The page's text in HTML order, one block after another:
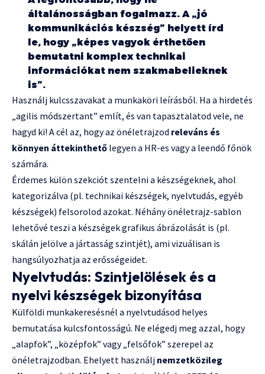
általánosságban fogalmazz. A „jó
kommunikációs készség” helyett írd
le, hogy „képes vagyok érthetően
bemutatni komplex technikai
információkat nem szakmabelieknek
is”.
Használj kulcsszavakat a munkaköri leírásból. Ha a hirdetés
„agilis módszertant” említ, és van tapasztalatod vele, ne
hagyd ki! A cél az, hogy az önéletrajzod releváns és
könnyen áttekinthető legyen a HR-es vagy a leendő főnök
számára.
Érdemes külön szekciót szentelni a készségeknek, ahol
kategorizálva (pl. technikai készségek, nyelvtudás, egyéb
készségek) felsorolod azokat. Néhány önéletrajz-sablon
lehetővé teszi a készségek grafikus ábrázolását is (pl.
skálán jelölve a jártasság szintjét), ami vizuálisan is
hangsúlyozhatja az erősségeidet.
Nyelvtudás: Szintjelölések és a
nyelvi készségek bizonyítása
Külföldi munkakeresésnél a nyelvtudásod helyes
bemutatása kulcsfontosságú. Ne elégedj meg azzal, hogy
„alapfok”, „középfok” vagy „felsőfok” szerepel az
önéletrajzodban. Ehelyett használj nemzetközileg